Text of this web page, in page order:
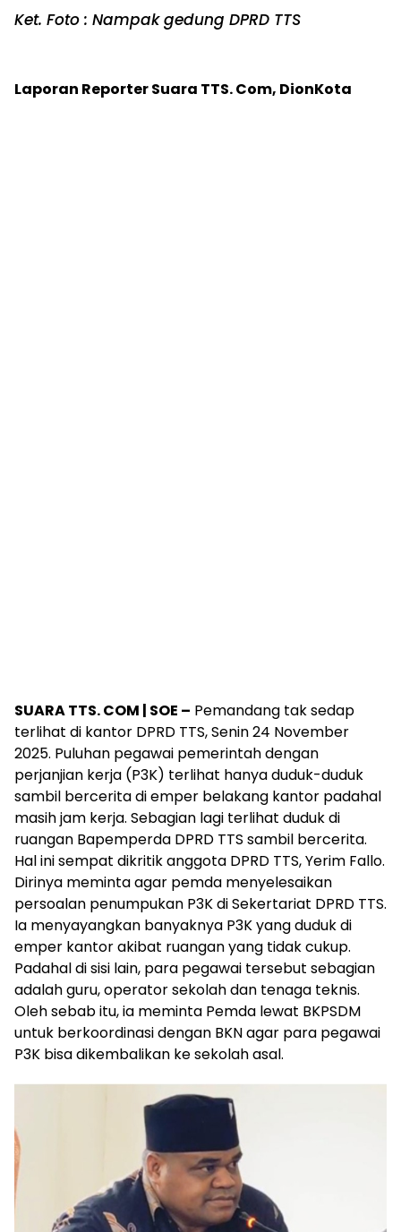
Ket. Foto : Nampak gedung DPRD TTS
Laporan Reporter Suara TTS. Com, DionKota
SUARA TTS. COM | SOE – Pemandang tak sedap
terlihat di kantor DPRD TTS, Senin 24 November
2025. Puluhan pegawai pemerintah dengan
perjanjian kerja (P3K) terlihat hanya duduk-duduk
sambil bercerita di emper belakang kantor padahal
masih jam kerja. Sebagian lagi terlihat duduk di
ruangan Bapemperda DPRD TTS sambil bercerita.
Hal ini sempat dikritik anggota DPRD TTS, Yerim Fallo.
Dirinya meminta agar pemda menyelesaikan
persoalan penumpukan P3K di Sekertariat DPRD TTS.
Ia menyayangkan banyaknya P3K yang duduk di
emper kantor akibat ruangan yang tidak cukup.
Padahal di sisi lain, para pegawai tersebut sebagian
adalah guru, operator sekolah dan tenaga teknis.
Oleh sebab itu, ia meminta Pemda lewat BKPSDM
untuk berkoordinasi dengan BKN agar para pegawai
P3K bisa dikembalikan ke sekolah asal.